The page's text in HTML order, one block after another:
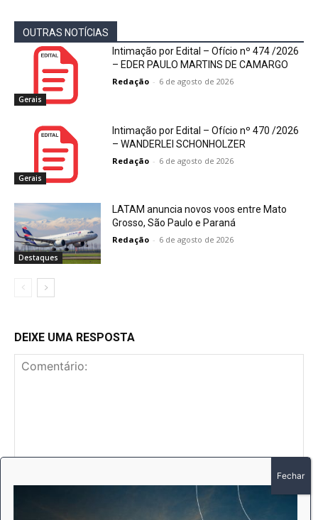
OUTRAS NOTÍCIAS
Gerais
Intimação por Edital – Ofício nº 474 /2026
– EDER PAULO MARTINS DE CAMARGO
Redação - 6 de agosto de 2026
Gerais
Intimação por Edital – Ofício nº 470 /2026
– WANDERLEI SCHONHOLZER
Redação - 6 de agosto de 2026
Destaques
LATAM anuncia novos voos entre Mato
Grosso, São Paulo e Paraná
Redação - 6 de agosto de 2026
DEIXE UMA RESPOSTA